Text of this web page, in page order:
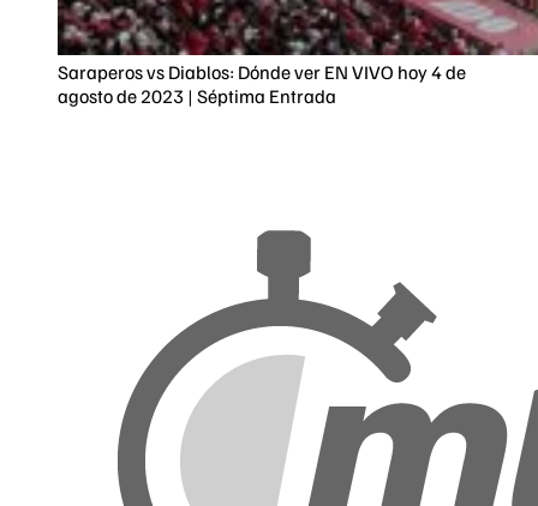
Saraperos vs Diablos: Dónde ver EN VIVO hoy 4 de
agosto de 2023 | Séptima Entrada